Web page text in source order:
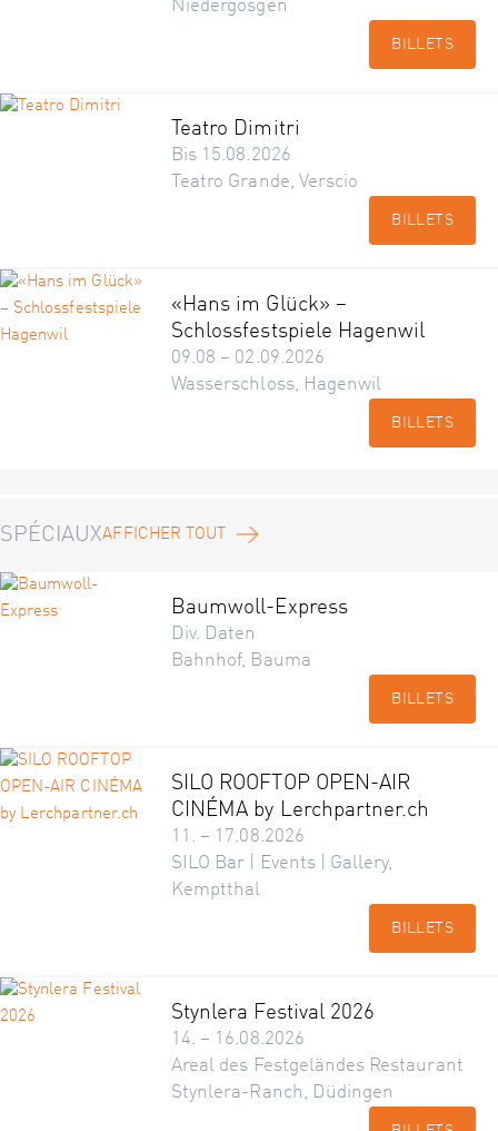
Niedergösgen
BILLETS
Teatro Dimitri
Bis 15.08.2026
Teatro Grande, Verscio
BILLETS
«Hans im Glück» –
Schlossfestspiele Hagenwil
09.08 – 02.09.2026
Wasserschloss, Hagenwil
BILLETS
SPÉCIAUXAFFICHER TOUT
Baumwoll-Express
Div. Daten
Bahnhof, Bauma
BILLETS
SILO ROOFTOP OPEN-AIR
CINÉMA by Lerchpartner.ch
11. – 17.08.2026
SILO Bar | Events | Gallery,
Kemptthal
BILLETS
Stynlera Festival 2026
14. – 16.08.2026
Areal des Festgeländes Restaurant
Stynlera-Ranch, Düdingen